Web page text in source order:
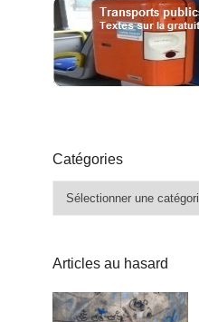
Catégories
Catégories
Articles au hasard